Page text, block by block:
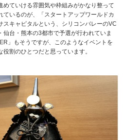
ていける雰囲気や枠組みがかなり整って
ているのが、「スタートアップワールドカ
スキャピタルという、シリコンバレーのVC
台・熊本の3都市で予選が行われていま
」もそうですが、このようなイベントを
割のひとつだと思っています。